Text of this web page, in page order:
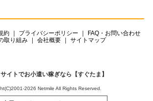
約 プライバシーポリシー
FAQ・お問い合わせ
取り組み
会社概要 サイトマップ
イトでお小遣い稼ぎなら【すぐたま】
2026 Netmile All Rights Reserved.